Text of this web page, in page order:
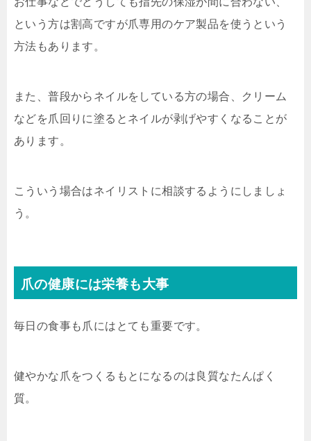
という方は割高ですが爪専用のケア製品を使うという
方法もあります。
また、普段からネイルをしている方の場合、クリーム
などを爪回りに塗るとネイルが剥げやすくなることが
あります。
こういう場合はネイリストに相談するようにしましょ
う。
爪の健康には栄養も大事
毎日の食事も爪にはとても重要です。
健やかな爪をつくるもとになるのは良質なたんぱく
質。